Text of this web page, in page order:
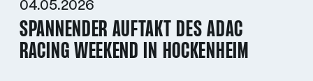
04.05.2026
SPANNENDER AUFTAKT DES ADAC
RACING WEEKEND IN HOCKENHEIM